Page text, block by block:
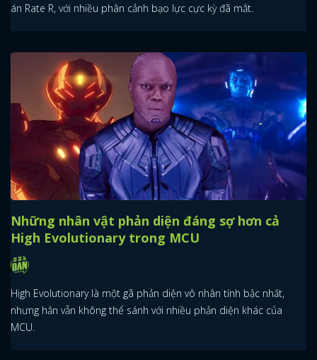
án Rate R, với nhiều phân cảnh bạo lực cực kỳ đã mắt.
Những nhân vật phản diện đáng sợ hơn cả
High Evolutionary trong MCU
High Evolutionary là một gã phản diện vô nhân tính bậc nhất,
nhưng hắn vẫn không thể sánh với nhiều phản diện khác của
MCU.